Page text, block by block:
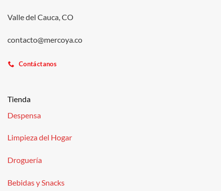
Valle del Cauca, CO
contacto@mercoya.co
Contáctanos
Tienda
Despensa
Limpieza del Hogar
Droguería
Bebidas y Snacks